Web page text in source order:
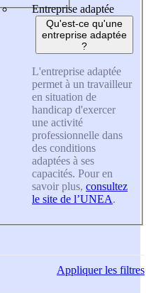
Entreprise adaptée
Qu'est-ce qu'une
entreprise adaptée
?
L'entreprise adaptée
permet à un travailleur
en situation de
handicap d'exercer
une activité
professionnelle dans
des conditions
adaptées à ses
capacités. Pour en
savoir plus, consultez
le site de l’UNEA.
Appliquerles filtres